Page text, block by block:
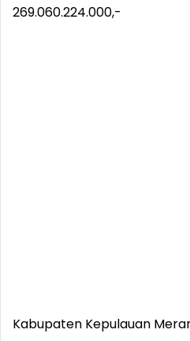
269.060.224.000,-
Kabupaten Kepulauan